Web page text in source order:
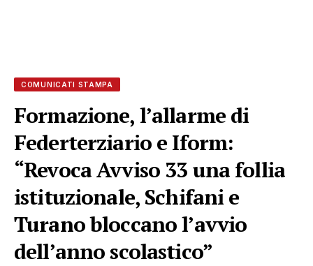
COMUNICATI STAMPA
Formazione, l’allarme di
Federterziario e Iform:
“Revoca Avviso 33 una follia
istituzionale, Schifani e
Turano bloccano l’avvio
dell’anno scolastico”